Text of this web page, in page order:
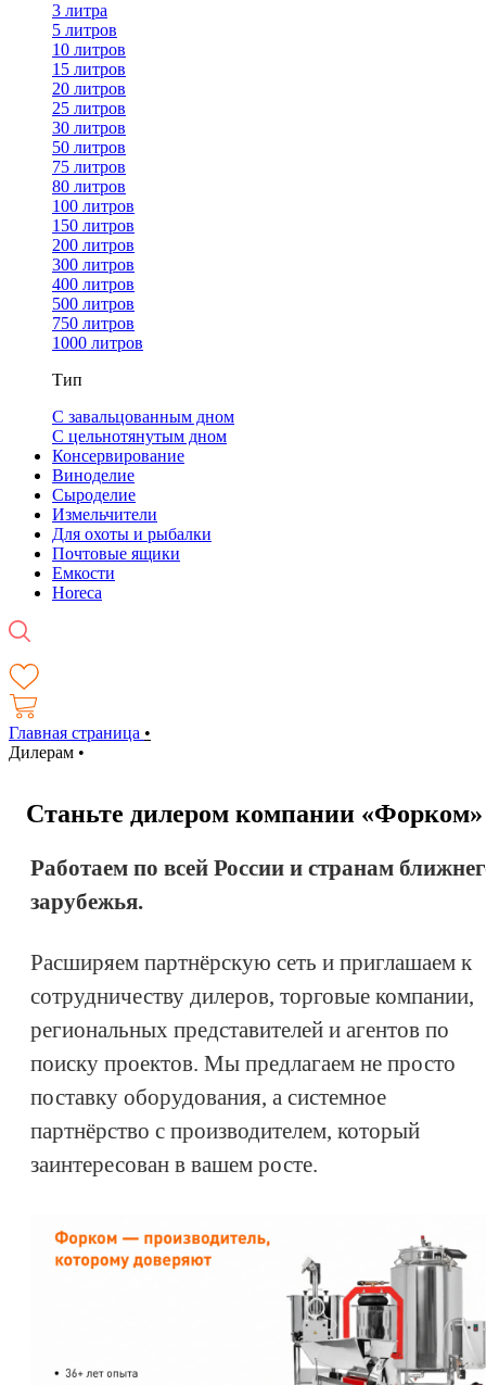
3 литра
5 литров
10 литров
15 литров
20 литров
25 литров
30 литров
50 литров
75 литров
80 литров
100 литров
150 литров
200 литров
300 литров
400 литров
500 литров
750 литров
1000 литров
Тип
С завальцованным дном
С цельнотянутым дном
Консервирование
Виноделие
Сыроделие
Измельчители
Для охоты и рыбалки
Почтовые ящики
Емкости
Horeca
Главная страница •
Дилерам •
Станьте дилером компании «Форком»
Работаем по всей России и странам
зарубежья.
Расширяем партнёрскую сеть и приглашаем к
сотрудничеству дилеров, торговые компании,
региональных представителей и агентов по
поиску проектов. Мы предлагаем не просто
поставку оборудования, а системное
партнёрство с производителем, который
заинтересован в вашем росте.